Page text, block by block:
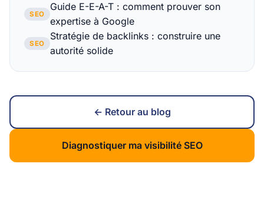
SEO
Guide E-E-A-T : comment prouver son
expertise à Google
SEO
Stratégie de backlinks : construire une
autorité solide
← Retour au blog
Diagnostiquer ma visibilité SEO